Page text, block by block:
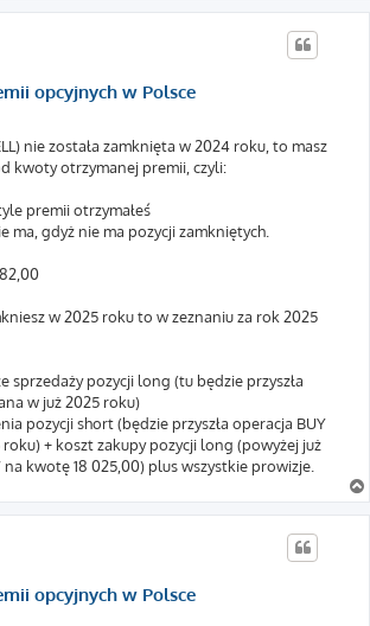
opcyjnych w Polsce
nie została zamknięta w 2024 roku, to masz
kwoty otrzymanej premii, czyli:
premii otrzymałeś
ma, gdyż nie ma pozycji zamkniętych.
w 2025 roku to w zeznaniu za rok 2025
sprzedaży pozycji long (tu będzie przyszła
w już 2025 roku)
pozycji short (będzie przyszła operacja BUY
+ koszt zakupy pozycji long (powyżej już
kwotę 18 025,00) plus wszystkie prowizje.
opcyjnych w Polsce